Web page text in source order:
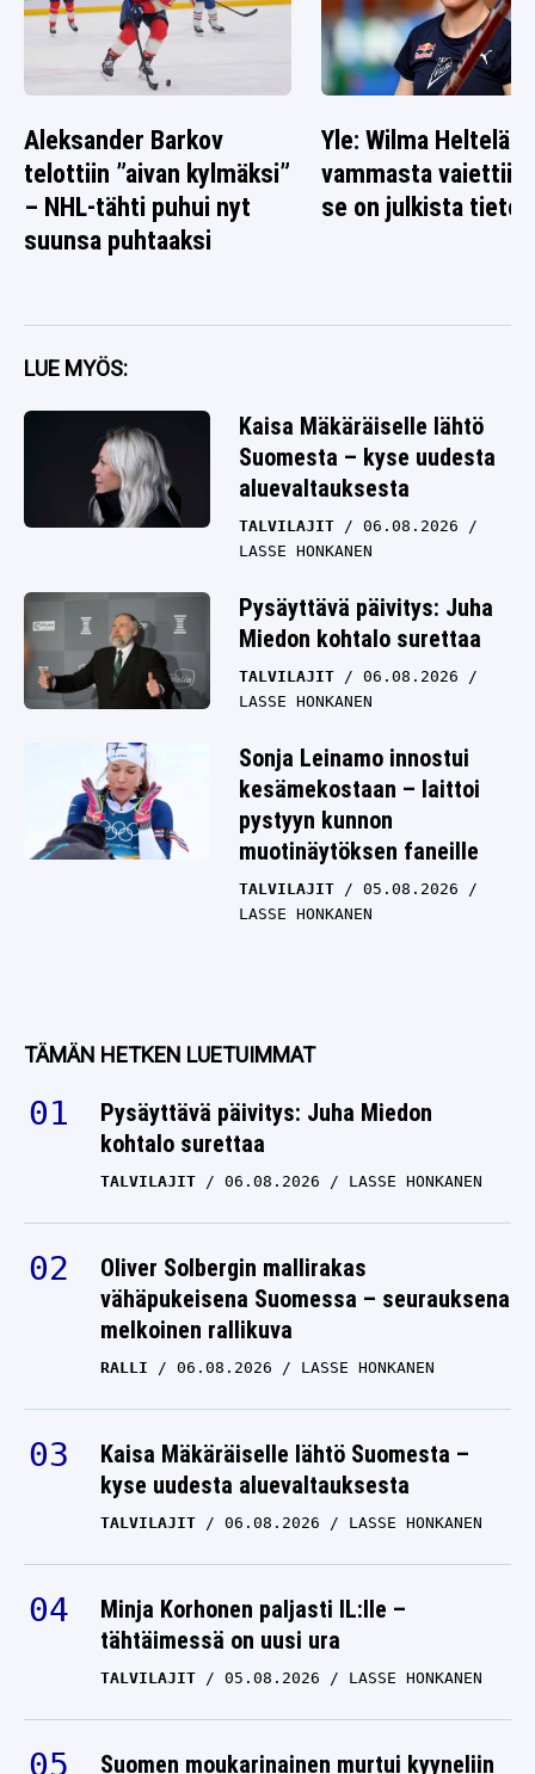
Aleksander Barkov
telottiin ”aivan kylmäksi”
– NHL-tähti puhui nyt
suunsa puhtaaksi
Yle: Wilma Heltelän
vammasta vaiettiin
se on julkista tietoa
LUE MYÖS:
Kaisa Mäkäräiselle lähtö
Suomesta – kyse uudesta
aluevaltauksesta
TALVILAJIT
06.08.2026
LASSE HONKANEN
Pysäyttävä päivitys: Juha
Miedon kohtalo surettaa
TALVILAJIT
06.08.2026
LASSE HONKANEN
Sonja Leinamo innostui
kesämekostaan – laittoi
pystyyn kunnon
muotinäytöksen faneille
TALVILAJIT
05.08.2026
LASSE HONKANEN
kohtalo surettaa
TALVILAJIT 06.08.2026
Oliver Solbergin mallirakas
vähäpukeisena Suomessa – seurauksena
melkoinen rallikuva
RALLI 06.08.2026
Kaisa Mäkäräiselle lähtö Suomesta –
kyse uudesta aluevaltauksesta
TALVILAJIT 06.08.2026 LASSE HONKANEN
Minja Korhonen paljasti IL:lle –
tähtäimessä on uusi ura
TALVILAJIT 05.08.2026
Suomen moukarinainen murtui kyyneliin
treenien jälkeen – EM-kisat jäävät väliin